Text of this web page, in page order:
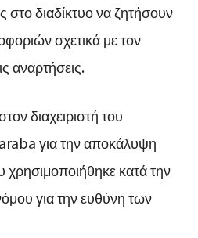
στο διαδίκτυο να ζητήσουν
σχετικά με τον
αναρτήσεις.
διαχειριστή του
για την αποκάλυψη
κατά την
για την ευθύνη των